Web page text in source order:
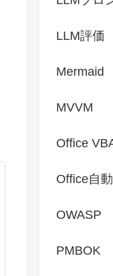
LLM評価
Mermaid
MVVM
Office
Office自
OWASP
PMBOK